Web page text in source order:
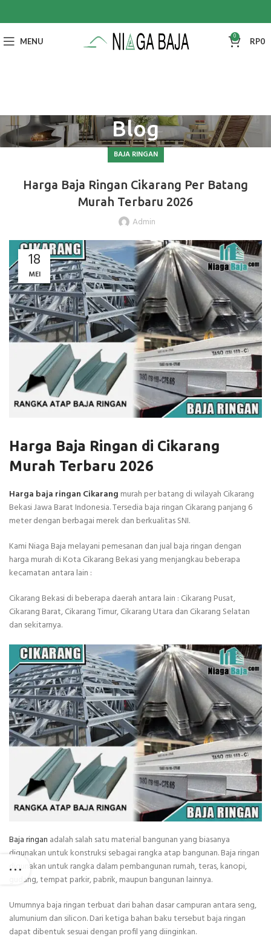
MENU 0 RP0
Blog
BAJA RINGAN
Harga Baja Ringan Cikarang Per Batang
Murah Terbaru 2026
Admin
18
MEI
Harga Baja Ringan di Cikarang
Murah Terbaru 2026
Harga baja ringan Cikarang murah per batang di wilayah Cikarang
Bekasi Jawa Barat Indonesia. Tersedia baja ringan Cikarang panjang 6
meter dengan berbagai merek dan berkualitas SNI.
Kami Niaga Baja melayani pemesanan dan jual baja ringan dengan
harga murah di Kota Cikarang Bekasi yang menjangkau beberapa
kecamatan antara lain :
Cikarang Bekasi di beberapa daerah antara lain : Cikarang Pusat,
Cikarang Barat, Cikarang Timur, Cikarang Utara dan Cikarang Selatan
dan sekitarnya.
Baja ringan adalah salah satu material bangunan yang biasanya
digunakan untuk konstruksi sebagai rangka atap bangunan. Baja ringan
digunakan untuk rangka dalam pembangunan rumah, teras, kanopi,
gudang, tempat parkir, pabrik, maupun bangunan lainnya.
Umumnya baja ringan terbuat dari bahan dasar campuran antara seng,
alumunium dan silicon. Dari ketiga bahan baku tersebut baja ringan
dapat dibentuk sesuai dengan profil yang diinginkan.